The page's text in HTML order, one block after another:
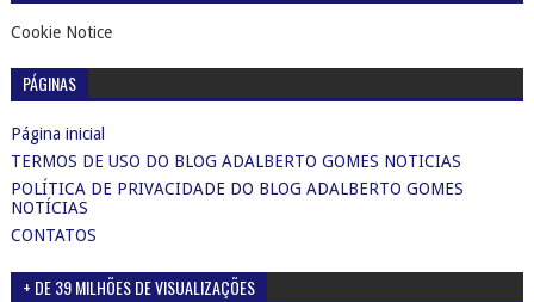
Cookie Notice
PÁGINAS
Página inicial
TERMOS DE USO DO BLOG ADALBERTO GOMES NOTICIAS
POLÍTICA DE PRIVACIDADE DO BLOG ADALBERTO GOMES
NOTÍCIAS
CONTATOS
+ DE 39 MILHÕES DE VISUALIZAÇÕES